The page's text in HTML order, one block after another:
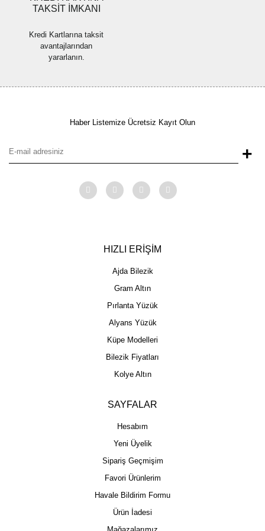
TAKSİT İMKANI
Kredi Kartlarına taksit
avantajlarından
yararlanın.
Haber Listemize Ücretsiz Kayıt Olun
+
HIZLI ERİŞİM
Ajda Bilezik
Gram Altın
Pırlanta Yüzük
Alyans Yüzük
Küpe Modelleri
Bilezik Fiyatları
Kolye Altın
SAYFALAR
Hesabım
Yeni Üyelik
Sipariş Geçmişim
Favori Ürünlerim
Havale Bildirim Formu
Ürün İadesi
Mağazalarımız